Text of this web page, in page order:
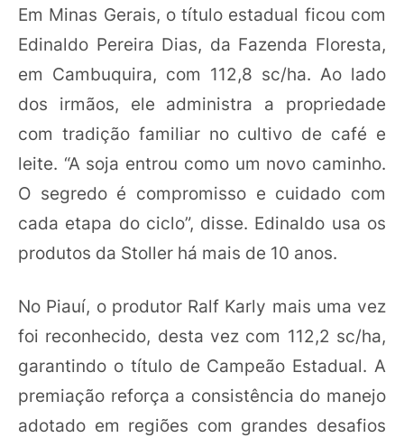
Em Minas Gerais, o título estadual ficou com
Edinaldo Pereira Dias, da Fazenda Floresta,
em Cambuquira, com 112,8 sc/ha. Ao lado
dos irmãos, ele administra a propriedade
com tradição familiar no cultivo de café e
leite. “A soja entrou como um novo caminho.
O segredo é compromisso e cuidado com
cada etapa do ciclo”, disse. Edinaldo usa os
produtos da Stoller há mais de 10 anos.
No Piauí, o produtor Ralf Karly mais uma vez
foi reconhecido, desta vez com 112,2 sc/ha,
garantindo o título de Campeão Estadual. A
premiação reforça a consistência do manejo
adotado em regiões com grandes desafios